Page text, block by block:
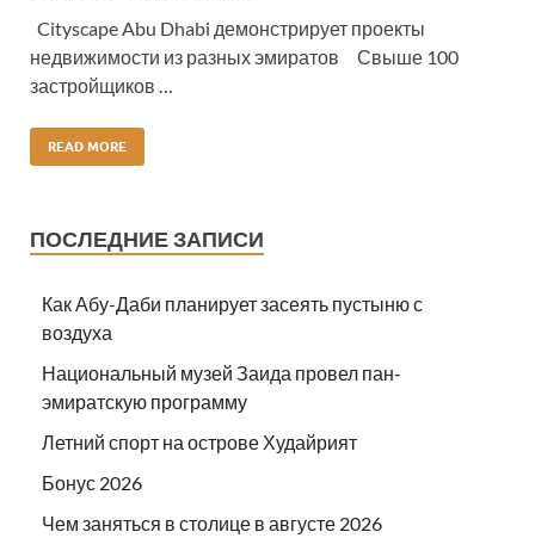
Cityscape Abu Dhabi демонстрирует проекты
недвижимости из разных эмиратов Свыше 100
застройщиков …
READ MORE
ПОСЛЕДНИЕ ЗАПИСИ
Как Абу-Даби планирует засеять пустыню с
воздуха
Национальный музей Заида провел пан-
эмиратскую программу
Летний спорт на острове Худайрият
Бонус 2026
Чем заняться в столице в августе 2026